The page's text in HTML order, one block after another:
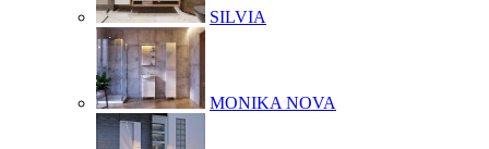
SILVIA
MONIKA NOVA